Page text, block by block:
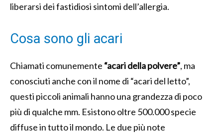
liberarsi dei fastidiosi sintomi dell’allergia.
Cosa sono gli acari
Chiamati comunemente “acari della polvere”, ma
conosciuti anche con il nome di “acari del letto”,
questi piccoli animali hanno una grandezza di poco
più di qualche mm. Esistono oltre 500.000 specie
diffuse in tutto il mondo. Le due più note